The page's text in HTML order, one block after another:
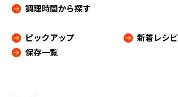
調理時間から探す
ピックアップ
新着レシピ
保存一覧